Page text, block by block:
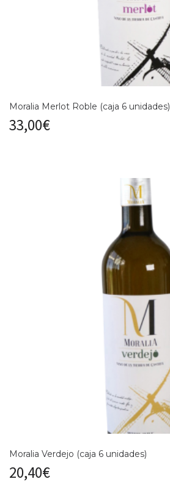
Moralia Merlot Roble (caja 6 unidades)
33,00€
Moralia Verdejo (caja 6 unidades)
20,40€